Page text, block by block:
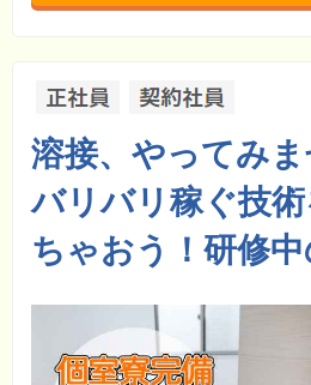
溶接、やってみ
バリバリ稼ぐ技
ちゃおう！研修